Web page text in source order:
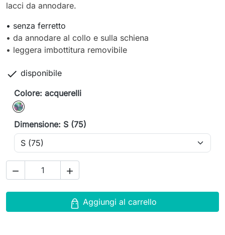
lacci da annodare.
• senza ferretto
• da annodare al collo e sulla schiena
• leggera imbottitura removibile
 disponibile
Colore: acquerelli
acquerelli
Dimensione: S (75)
 
Aggiungi al carrello